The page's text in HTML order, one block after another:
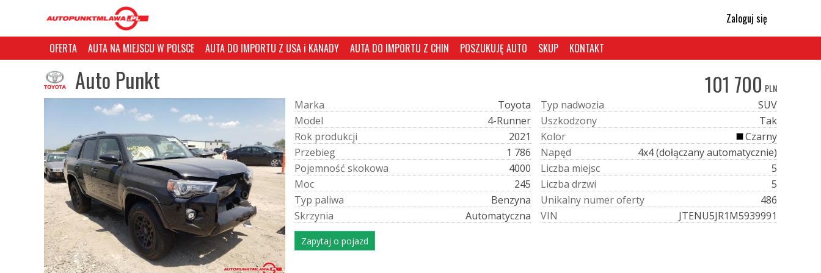
Zaloguj się
OFERTA AUTA NA MIEJSCU W POLSCE AUTA DO IMPORTU Z USA i KANADY AUTA DO IMPORTU Z CHIN POSZUKUJĘ AUTO SKUP KONTAKT
Auto Punkt 101 700 PLN
Marka
Toyota
Model
4-Runner
Rok produkcji
2021
Przebieg
1 786
Pojemność skokowa
4000
Moc
245
Typ paliwa
Benzyna
Skrzynia Automatyczna
Typ nadwozia
SUV
Uszkodzony
Tak
Kolor
Czarny
Napęd
4x4 (dołączany automatycznie)
Liczba miejsc
5
Liczba drzwi
5
Unikalny numeroferty
486
VIN JTENU5JR1M5939991
Zapytaj o pojazd